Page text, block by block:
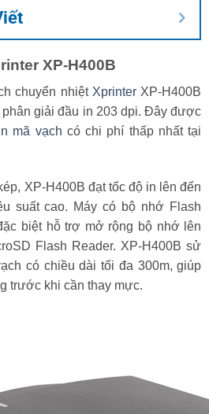
XP-H400B
chuyển nhiệt XprinterXP-H400B
giải đầu in 203 dpi. Đây được
mã vạch có chi phí thấp nhất tại
XP-H400B đạt tốc độ in lên đến
suất cao. Máy có bộ nhớ Flash
biệt hỗ trợ mở rộng bộ nhớ lên
Flash Reader. XP-H400B sử
có chiều dài tối đa 300m, giúp
trước khi cần thay mực.